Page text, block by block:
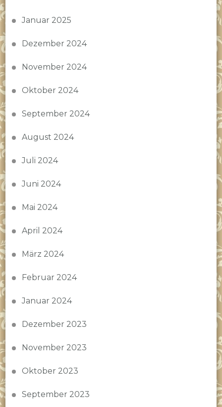
Januar 2025
Dezember 2024
November 2024
Oktober 2024
September 2024
August 2024
Juli 2024
Juni 2024
Mai 2024
April 2024
März 2024
Februar 2024
Januar 2024
Dezember 2023
November 2023
Oktober 2023
September 2023